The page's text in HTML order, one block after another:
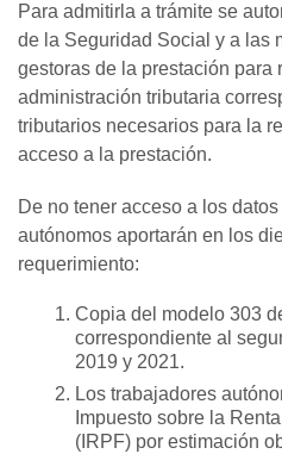
Para admitirla a trámite se
de la Seguridad Social y a las
gestoras de la prestación para
administración tributaria
tributarios necesarios para la
acceso a la prestación.
De no tener acceso a los
autónomos aportarán en los
requerimiento:
Copia del modelo 303
correspondiente al
2019 y 2021.
Los trabajadores
Impuesto sobre la
(IRPF) por estimación